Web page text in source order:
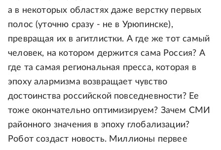
а в некоторых областях даже верстку первых
полос (уточню сразу - не в Урюпинске),
превращая их в агитлистки. А где же тот самый
человек, на котором держится сама Россия? А
где та самая региональная пресса, которая в
эпоху алармизма возвращает чувство
достоинства российской повседневности? Ее
тоже окончательно оптимизируем? Зачем СМИ
районного значения в эпоху глобализации?
Робот создаст новость. Миллионы первее